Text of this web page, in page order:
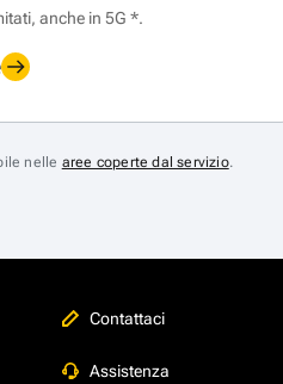
anche in 5G *.
nelle aree coperte dal servizio.
Contattaci
Assistenza